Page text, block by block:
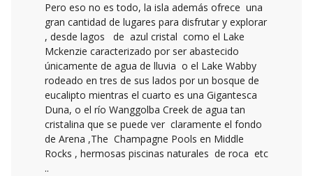
Pero eso no es todo, la isla además ofrece una
gran cantidad de lugares para disfrutar y explorar
, desde lagos de azul cristal como el Lake
Mckenzie caracterizado por ser abastecido
únicamente de agua de lluvia o el Lake Wabby
rodeado en tres de sus lados por un bosque de
eucalipto mientras el cuarto es una Gigantesca
Duna, o el río Wanggolba Creek de agua tan
cristalina que se puede ver claramente el fondo
de Arena ,The Champagne Pools en Middle
Rocks , hermosas piscinas naturales de roca etc
..